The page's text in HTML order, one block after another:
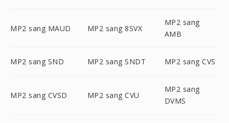
MP2 sang MAUD MP2 sang 8SVX
MP2 sang
AMB
MP2 sang SND MP2 sang SNDT MP2 sang CVS
MP2 sang CVSD MP2 sang CVU
MP2 sang
DVMS